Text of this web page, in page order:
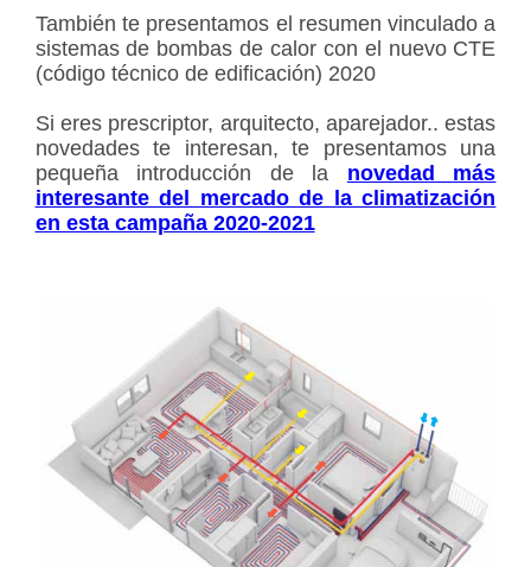
También te presentamos el resumen vinculado a
sistemas de bombas de calor con el nuevo CTE
(código técnico de edificación) 2020
Si eres prescriptor, arquitecto, aparejador.. estas
novedades te interesan, te presentamos una
pequeña introducción de la novedad más
interesante del mercado de la climatización
en esta campaña 2020-2021